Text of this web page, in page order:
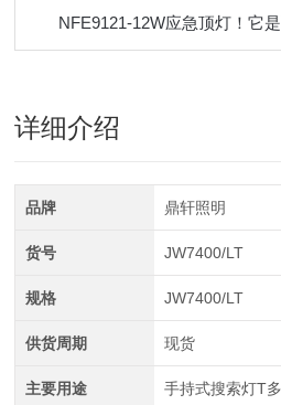
详细介绍
品牌 鼎轩照明
货号 JW7400/LT
规格 JW7400/LT
供货周期 现货
主要用途 手持式搜索灯T